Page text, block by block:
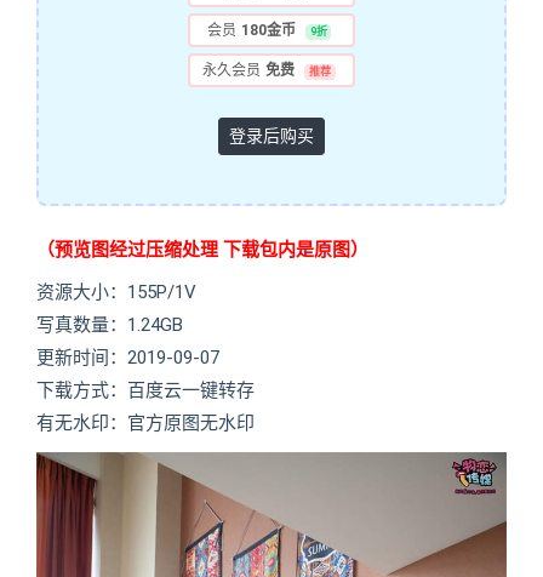
会员 180金币 9折
永久会员 免费 推荐
登录后购买
（预览图经过压缩处理 下载包内是原图）
资源大小：155P/1V
写真数量：1.24GB
更新时间：2019-09-07
下载方式：百度云一键转存
有无水印：官方原图无水印